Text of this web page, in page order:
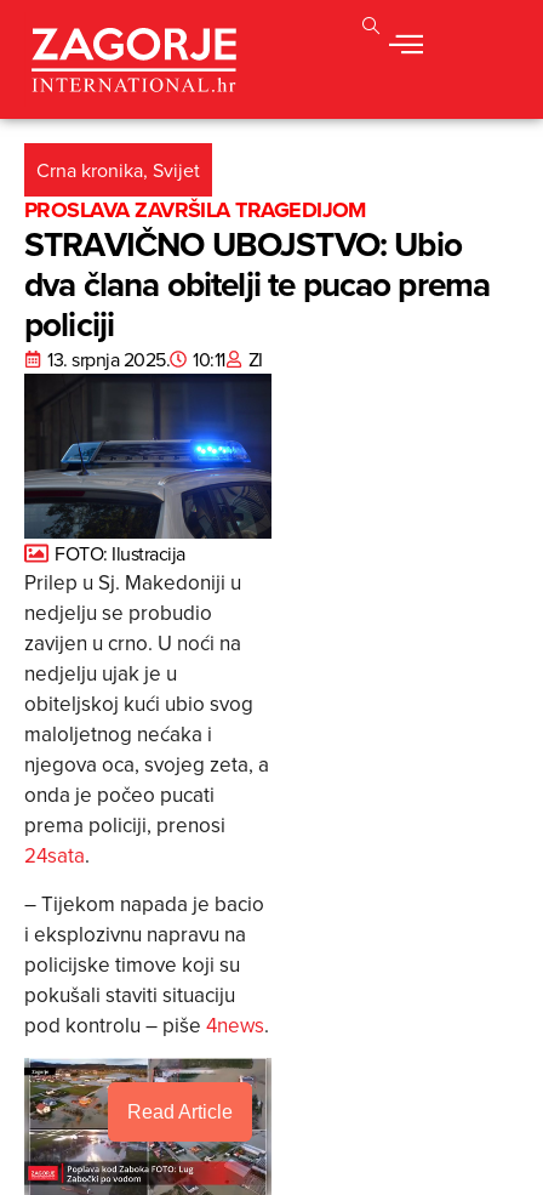
Crna kronika, Svijet
PROSLAVA ZAVRŠILA TRAGEDIJOM
STRAVIČNO UBOJSTVO: Ubio
dva člana obitelji te pucao prema
policiji
13. srpnja 2025. 10:11 ZI
FOTO: Ilustracija
Prilep u Sj. Makedoniji u
nedjelju se probudio
zavijen u crno. U noći na
nedjelju ujak je u
obiteljskoj kući ubio svog
maloljetnog nećaka i
njegova oca, svojeg zeta, a
onda je počeo pucati
prema policiji, prenosi
24sata.
– Tijekom napada je bacio
i eksplozivnu napravu na
policijske timove koji su
pokušali staviti situaciju
pod kontrolu – piše 4news.
Read Article